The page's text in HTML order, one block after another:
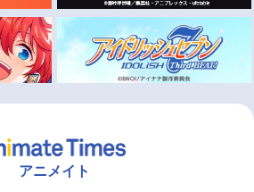
アニメイト